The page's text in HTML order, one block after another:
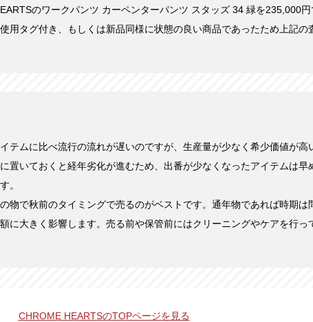
のワークパンツ カーペンターパンツ スタッズ 34 緑を235,000
用タグ付き、もしくは新品同様に状態の良い商品であったため上記の
テムに比べ流行の流れが遅いのですが、生産量が少なく希少価値が高
置いておくと経年劣化が進むため、出番が少なくなったアイテムは早
。
物で秋前のタイミングで売るのがベストです。通年物であれば時期は
に大きく影響します。売る前や保管前にはクリーニングやケアを行っ
CHROME HEARTSのTOPページを見る